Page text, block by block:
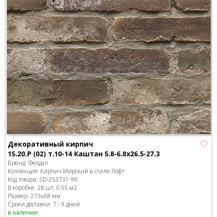
Декоративный кирпич
15.20.Р (02) т.10-14 Каштан 5.8-6.8x26.5-27.3
Бренд: Феодал
Коллекция: Кирпич Мирский в стиле Лофт
Код товара: SD-253731-99
В коробке: 28 шт, 0.55 м2
Размер: 273x68 мм
Сроки доставки: 7 - 9 дней
в наличии